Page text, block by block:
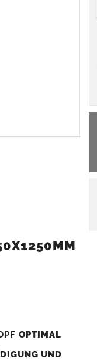
(
OPTIMAL
UND